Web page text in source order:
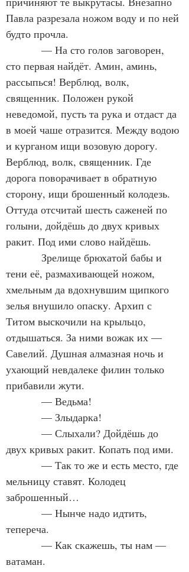
Павла разрезала ножом воду и по ней
будто прочла.
сто первая найдёт. Амин, аминь,
рассыпься! Верблюд, волк,
священник. Положен рукой
неведомой, пусть та рука и отдаст да
в моей чаше отразится. Между водою
и курганом ищи возовую дорогу.
Верблюд, волк, священник. Где
дорога поворачивает в обратную
сторону, ищи брошенный колодезь.
Оттуда отсчитай шесть саженей по
голыни, дойдёшь до двух кривых
ракит. Под ими слово найдёшь.
тени её, размахивающей ножом,
хмельным да вдохнувшим щипкого
зелья внушило опаску. Архип с
Титом выскочили на крыльцо,
отдышаться. За ними вожак их —
Савелий. Душная алмазная ночь и
ухающий невдалеке филин только
прибавили жути.
            — Ведьма!
            — Злыдарка!
двух кривых ракит. Копать под ими.
мельницу ставят. Колодец
заброшенный…
тепереча.
ватаман.